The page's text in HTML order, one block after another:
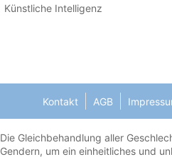
Künstliche Intelligenz
Kontakt AGB
Die Gleichbehandlung aller
Gendern, um ein einheitliches und